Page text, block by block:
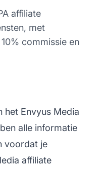
affiliate
met
commissie en
het Envyus Media
alle informatie
voordat je
affiliate